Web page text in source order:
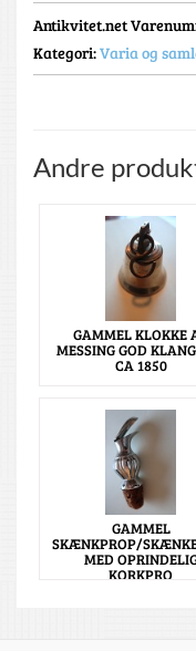
Antikvitet.net
Kategori:Varia og
Andre
GAMMEL KLOKKE
MESSING GOD
CA 1850
GAMMEL
SKÆNKPROP/
MED
KORKPRO